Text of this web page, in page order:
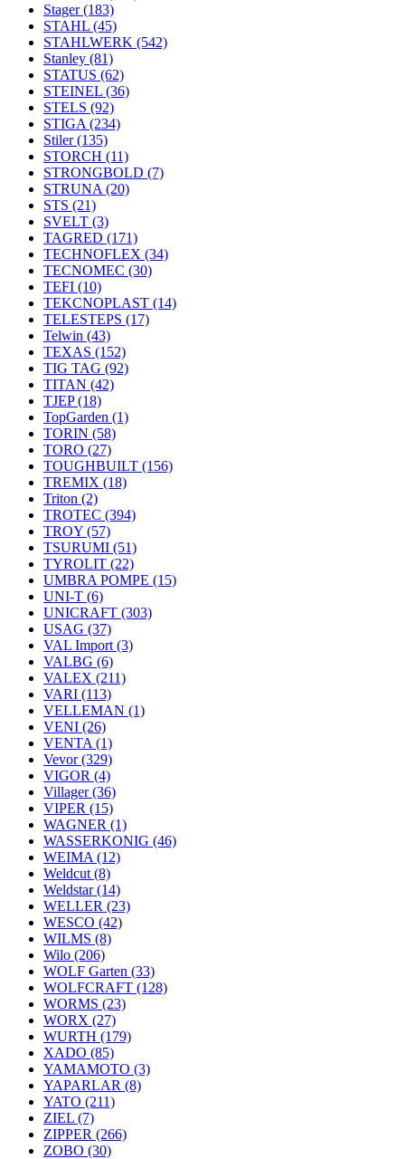
Stager(183)
STAHL (45)
STAHLWERK (542)
Stanley (81)
STATUS (62)
STEINEL (36)
STELS (92)
STIGA (234)
Stiler(135)
STORCH (11)
STRONGBOLD (7)
STRUNA (20)
STS (21)
SVELT (3)
TAGRED (171)
TECHNOFLEX (34)
TECNOMEC (30)
TEFI (10)
TEKCNOPLAST (14)
TELESTEPS (17)
Telwin (43)
TEXAS (152)
TIG TAG (92)
TITAN (42)
TJEP(18)
TopGarden (1)
TORIN (58)
TORO (27)
TOUGHBUILT (156)
TREMIX (18)
Triton (2)
TROTEC (394)
TROY (57)
TSURUMI (51)
TYROLIT (22)
UMBRA POMPE (15)
UNI-T (6)
UNICRAFT (303)
USAG (37)
VAL Import (3)
VALBG (6)
VALEX (211)
VARI (113)
VELLEMAN (1)
VENI (26)
VENTA (1)
Vevor(329)
VIGOR (4)
Villager(36)
VIPER (15)
WAGNER (1)
WASSERKONIG (46)
WEIMA (12)
Weldcut (8)
Weldstar(14)
WELLER (23)
WESCO (42)
WILMS (8)
Wilo (206)
WOLF Garten (33)
WOLFCRAFT (128)
WORMS (23)
WORX (27)
WURTH (179)
XADO (85)
YAMAMOTO (3)
YAPARLAR (8)
YATO (211)
ZIEL (7)
ZIPPER (266)
ZOBO (30)